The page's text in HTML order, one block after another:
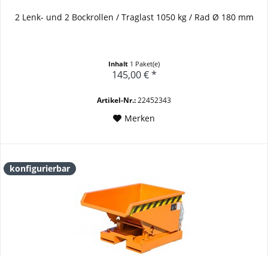
2 Lenk- und 2 Bockrollen / Traglast 1050 kg / Rad Ø 180 mm
Inhalt 1 Paket(e)
145,00 € *
Artikel-Nr.:22452343
Merken
konfigurierbar